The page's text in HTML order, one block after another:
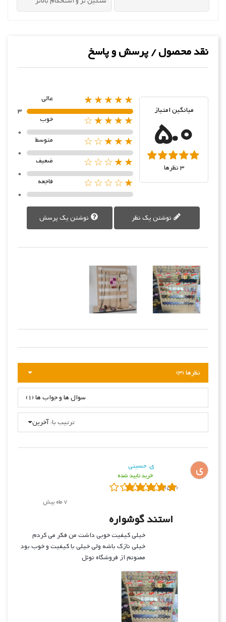
نقد محصول / پرسش و پاسخ
میانگین امتیاز
5.0
3 نظرها
★★★★★
عالی
3
★★★★☆
خوب
0
★★★☆☆
متوسط
0
★★☆☆☆
ضعیف
0
★☆☆☆☆
فاجعه
0
نوشتن یک نظر نوشتن یک پرسش
نظرها (3)
سوال ها و جواب ها (1)
ترتیب با: آخرین
ی ی. حسینی
خرید تایید شده
(5.0)
7 ماه پیش
استند گوشواره
خیلی کیفیت خوبی داشت من فکر می کردم
خیلی نازک باشه ولی خیلی با کیفیت و خوب بود
ممنونم از فروشگاه نوئل